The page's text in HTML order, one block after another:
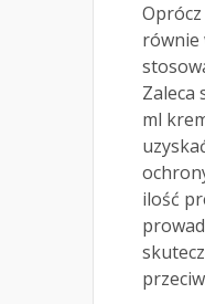
równie
Zaleca
ml
ilość